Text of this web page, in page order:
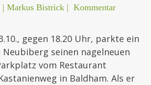
| Markus Bistrick | Kommentar
gegen 18.20 Uhr, parkte ein
Neubiberg seinen nagelneuen
vom Restaurant
in Baldham. Als er